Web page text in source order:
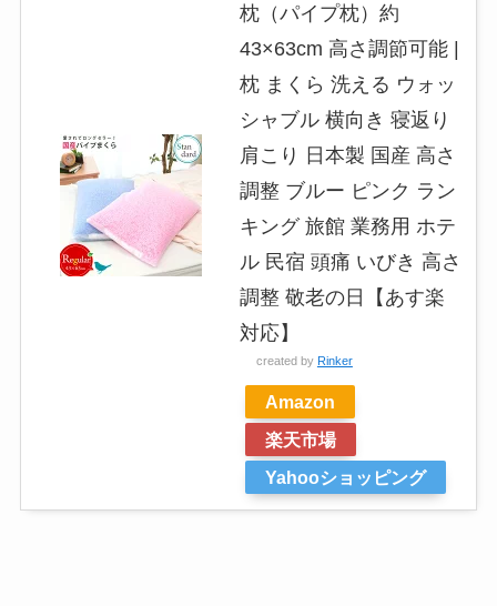
枕（パイプ枕）約
43×63cm 高さ調節可能 |
枕 まくら 洗える ウォッ
シャブル 横向き 寝返り
肩こり 日本製 国産 高さ
調整 ブルー ピンク ラン
キング 旅館 業務用 ホテ
ル 民宿 頭痛 いびき 高さ
調整 敬老の日【あす楽
対応】
created by Rinker
Amazon
楽天市場
Yahooショッピング